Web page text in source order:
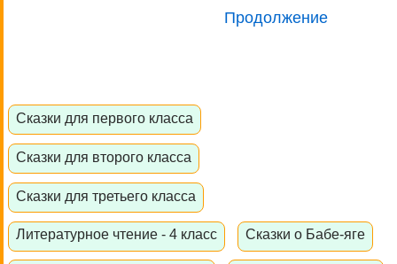
Продолжение
Сказки для первого класса
Сказки для второго класса
Сказки для третьего класса
Литературное чтение - 4 класс Сказки о Бабе-яге